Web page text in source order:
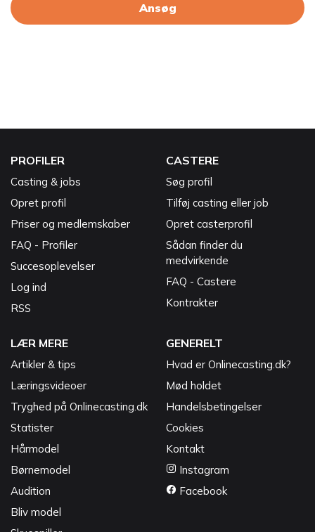
Ansøg
PROFILER
Casting & jobs
Opret profil
Priser og medlemskaber
FAQ - Profiler
Succesoplevelser
Log ind
RSS
CASTERE
Søg profil
Tilføj casting eller job
Opret casterprofil
Sådan finder du
medvirkende
FAQ - Castere
Kontrakter
LÆR MERE
Artikler & tips
Læringsvideoer
Tryghed på Onlinecasting.dk
Statister
Hårmodel
Børnemodel
Audition
Bliv model
GENERELT
Hvad er Onlinecasting.dk?
Mød holdet
Handelsbetingelser
Cookies
Kontakt
Instagram
Facebook